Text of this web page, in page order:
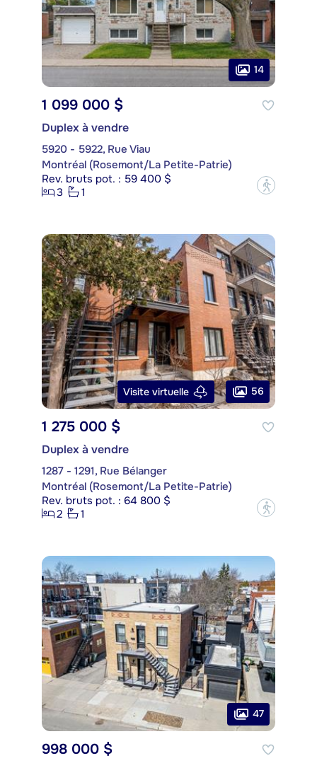
14
1 099 000 $
Duplex à vendre
5920 - 5922, Rue Viau
Montréal (Rosemont/La Petite-Patrie)
Rev. bruts pot. : 59 400 $
3
1 ?
Visite virtuelle 56
1 275 000 $
Duplex à vendre
1287 - 1291, Rue Bélanger
Montréal (Rosemont/La Petite-Patrie)
Rev. bruts pot. : 64 800 $
2
1 ?
47
998 000 $